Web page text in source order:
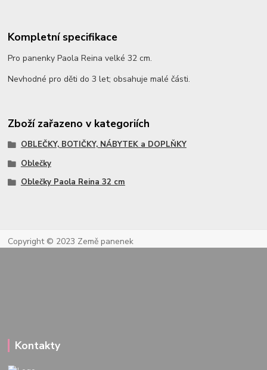
Kompletní specifikace
Pro panenky Paola Reina velké 32 cm.
Nevhodné pro děti do 3 let; obsahuje malé části.
Zboží zařazeno v kategoriích
OBLEČKY, BOTIČKY, NÁBYTEK a DOPLŇKY
Oblečky
Oblečky Paola Reina 32 cm
Copyright © 2023 Země panenek
Kontakty